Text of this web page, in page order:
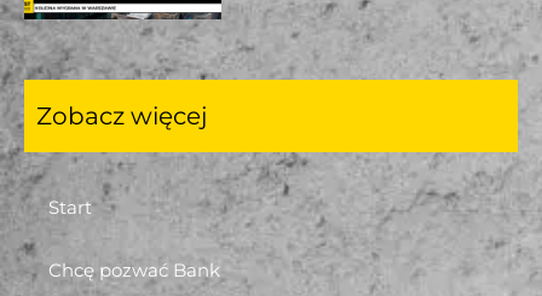
Zobacz więcej
Start
Chcę pozwać Bank